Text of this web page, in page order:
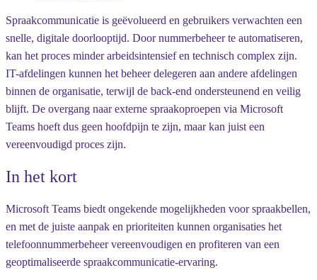
Spraakcommunicatie is geëvolueerd en gebruikers verwachten een
snelle, digitale doorlooptijd. Door nummerbeheer te automatiseren,
kan het proces minder arbeidsintensief en technisch complex zijn.
IT-afdelingen kunnen het beheer delegeren aan andere afdelingen
binnen de organisatie, terwijl de back-end ondersteunend en veilig
blijft. De overgang naar externe spraakoproepen via Microsoft
Teams hoeft dus geen hoofdpijn te zijn, maar kan juist een
vereenvoudigd proces zijn.
In het kort
Microsoft Teams biedt ongekende mogelijkheden voor spraakbellen,
en met de juiste aanpak en prioriteiten kunnen organisaties het
telefoonnummerbeheer vereenvoudigen en profiteren van een
geoptimaliseerde spraakcommunicatie-ervaring.